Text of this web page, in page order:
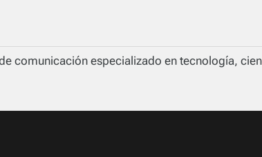
comunicación especializado en tecnología,